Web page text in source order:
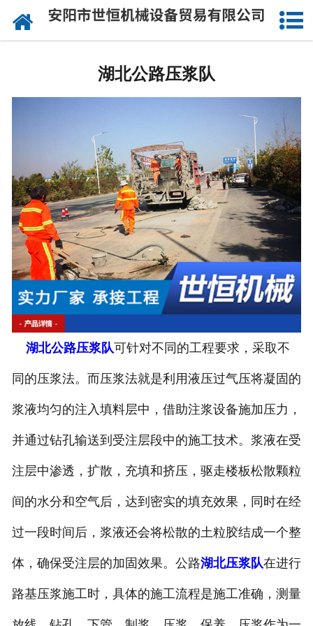
网站首页
湖北灌浆工程施工
湖北沥青注浆施工
湖北桥梁喷淋养生
湖北桥梁涨拉施工
湖北公路压浆施工
湖北高速搅拌设备
湖北公路钻孔设备
湖北公路压浆队
湖北公路压浆队可针对不同的工程要求，采取不
同的压浆法。而压浆法就是利用液压过气压将凝固的
浆液均匀的注入填料层中，借助注浆设备施加压力，
并通过钻孔输送到受注层段中的施工技术。浆液在受
注层中渗透，扩散，充填和挤压，驱走楼板松散颗粒
间的水分和空气后，达到密实的填充效果，同时在经
过一段时间后，浆液还会将松散的土粒胶结成一个整
体，确保受注层的加固效果。公路湖北压浆队在进行
路基压浆施工时，具体的施工流程是施工准确，测量